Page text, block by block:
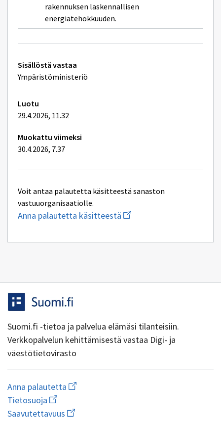
rakennuksen laskennallisen
energiatehokkuuden.
Tekniset
lisätiedot
Sisällöstä vastaa
Ympäristöministeriö
Luotu
29.4.2026, 11.32
Muokattu viimeksi
30.4.2026, 7.37
Voit antaa palautetta käsitteestä sanaston
vastuuorganisaatiolle.
Anna palautetta käsitteestä Aloita
uuden
kirjoitus
Suomi.fi -tietoa ja palvelua elämäsi tilanteisiin.
Verkkopalvelun kehittämisestä vastaa Digi- ja
väestötietovirasto
Anna palautetta Aloita
uuden
kirjoitus
osoitteeseen
Tietosuoja Avaa
linkki
uuteen
Saavutettavuus Avaa
linkki